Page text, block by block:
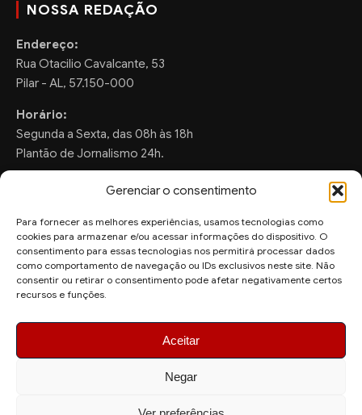
Gerenciar o consentimento
Para fornecer as melhores experiências, usamos tecnologias como
cookies para armazenar e/ou acessar informações do dispositivo. O
consentimento para essas tecnologias nos permitirá processar dados
como comportamento de navegação ou IDs exclusivos neste site. Não
consentir ou retirar o consentimento pode afetar negativamente certos
recursos e funções.
Aceitar
Negar
NOSSA REDAÇÃO
Endereço:
Rua Otacilio Cavalcante, 53
Pilar - AL, 57.150-000
Horário:
Segunda a Sexta, das 08h às 18h
Plantão de Jornalismo 24h.
FALE CONOSCO
Sugestões de Pauta:
ronaldo.valentim150@gmail.com